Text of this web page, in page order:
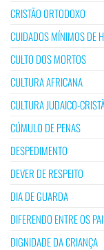
CRISTÃO ORTODOXO
CUIDADOS MÍNIMOS DE
CULTO DOS MORTOS
CULTURA AFRICANA
CULTURA JUDAICO-
CÚMULO DE PENAS
DESPEDIMENTO
DEVER DE RESPEITO
DIA DE GUARDA
DIFERENDO ENTRE OS
DIGNIDADE DA CRIANÇA